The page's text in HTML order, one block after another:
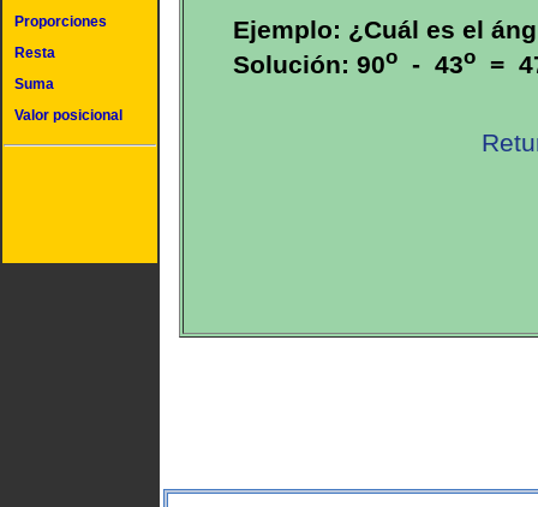
Proporciones
Resta
Suma
Valor posicional
Ejemplo: ¿Cuál es el
Solución: 90o- 43o=